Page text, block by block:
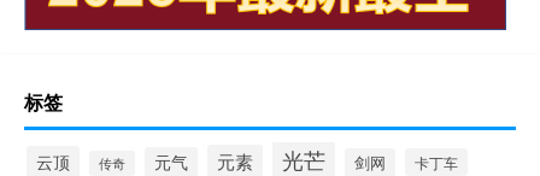
标签
云顶 传奇 元气 元素 光芒 剑网 卡丁车